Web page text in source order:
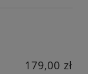
179,00 zł